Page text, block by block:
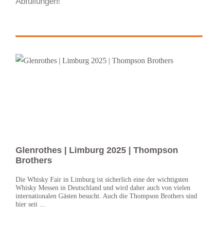
Glenrothes | Limburg 2025 | Thompson
Brothers
Die Whisky Fair in Limburg ist sicherlich eine der wichtigsten
Whisky Messen in Deutschland und wird daher auch von vielen
internationalen Gästen besucht. Auch die Thompson Brothers sind
hier seit ...